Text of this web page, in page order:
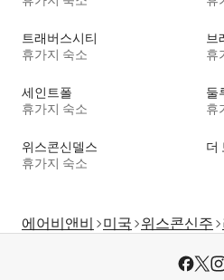
트래버스시티
휴가지 숙소
브
휴
세인트폴
휴가지 숙소
둘
휴
위스콘신델스
휴가지 숙소
더
에어비앤비 미국 위스콘신주